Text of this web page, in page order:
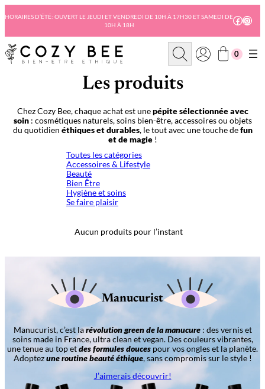
au
HORAIRES D’ÉTÉ: OUVERT LE JEUDI ET VENDREDI DE 10H À 17H30 ET SAMEDI DE
10H À 18H
R
c
h
e
h
e
0
Les produits
Chez Cozy Bee, chaque achat est unepépite sélectionnée avec
soin: cosmétiques naturels, soins bien-être, accessoires ou objets
du quotidien éthiques et durables, le tout avec une touche defun
et de magie!
Toutes les catégories
Accessoires & Lifestyle
Beauté
Bien Être
Hygiène et soins
Se faire plaisir
Aucun produits pour l’instant
Manucurist
Manucurist, c’est larévolution green de la manucure: des vernis et
soins made in France, ultra clean et vegan. Des couleurs vibrantes,
une tenue au top etdes formules douces pour vos ongles et la planète.
Adoptezune routine beauté éthique, sans compromis sur le style !
J’aimerais découvrir!